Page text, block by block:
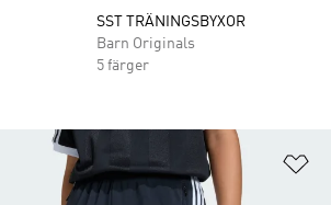
SST TRÄNINGSBYXOR
Barn Originals
5 färger